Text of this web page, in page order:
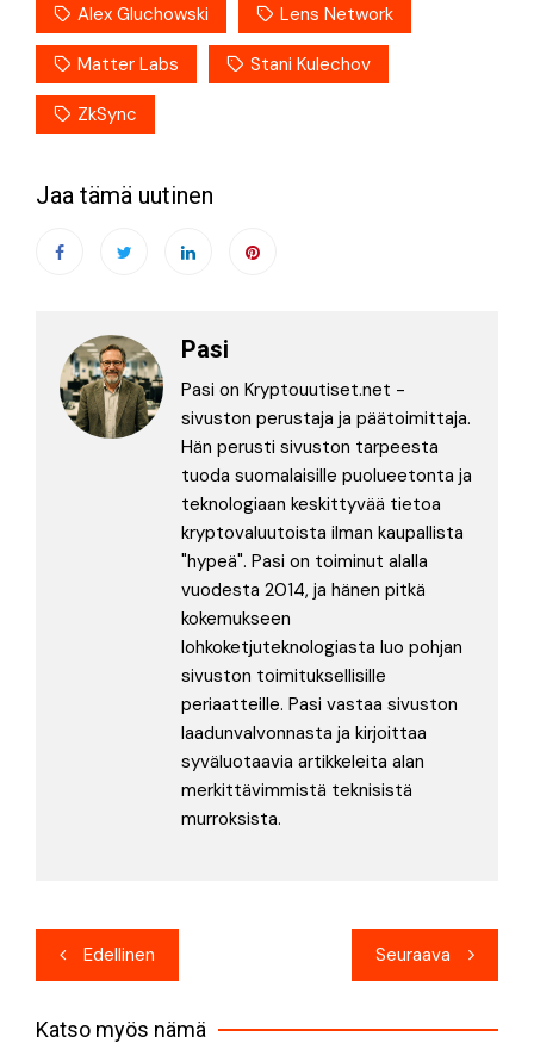
Alex Gluchowski Lens Network
Matter Labs Stani Kulechov
ZkSync
Jaa tämä uutinen
Pasi
Pasi on Kryptouutiset.net -
sivuston perustaja ja päätoimittaja.
Hän perusti sivuston tarpeesta
tuoda suomalaisille puolueetonta ja
teknologiaan keskittyvää tietoa
kryptovaluutoista ilman kaupallista
"hypeä". Pasi on toiminut alalla
vuodesta 2014, ja hänen pitkä
kokemukseen
lohkoketjuteknologiasta luo pohjan
sivuston toimituksellisille
periaatteille. Pasi vastaa sivuston
laadunvalvonnasta ja kirjoittaa
syväluotaavia artikkeleita alan
merkittävimmistä teknisistä
murroksista.
Artikkelien
selaus
Edellinen Seuraava
Katso myös nämä